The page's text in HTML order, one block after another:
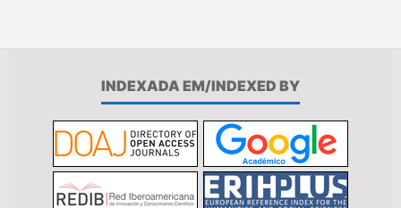
INDEXADA EM/INDEXED BY